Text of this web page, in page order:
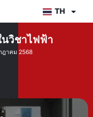
TH
นวิชาไฟฟ้า
ฎาคม 2568